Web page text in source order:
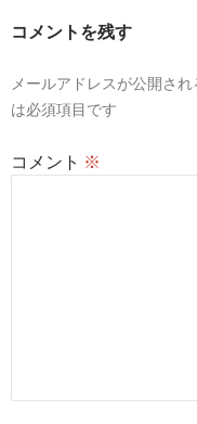
ョ
コメントを残す
メールアドレスが公開され
は必須項目です
コメント ※